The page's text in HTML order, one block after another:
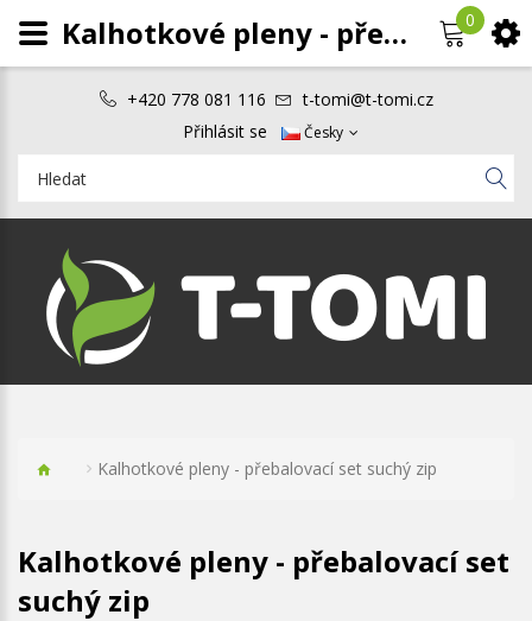
+420 778 081 116
t-tomi@t-tomi.cz
Přihlásit se
Česky
0
Kalhotkové pleny - přebalovací set suchý zip
Kalhotkové pleny - přebalovací set
suchý zip
Kalhotkové pleny - přebalovací set suchý zip